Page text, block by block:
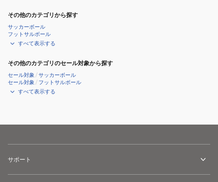
その他のカテゴリから探す
サッカーボール
フットサルボール
すべて表示する
その他のカテゴリのセール対象から探す
セール対象 /サッカーボール
セール対象 / フットサルボール
すべて表示する
サポート